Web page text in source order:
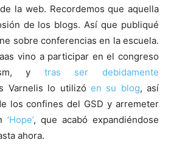
la web. Recordemos que aquella
de los blogs. Así que publiqué
sobre conferencias en la escuela.
vino a participar en el congreso
y tras ser debidamente
Varnelis lo utilizó en su blog, así
los confines del GSD y arremeter
‘Hope’, que acabó expandiéndose
ahora.